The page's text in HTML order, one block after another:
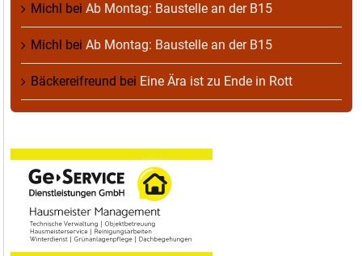
Michl bei Ab Montag: Baustelle an der B15
Michl bei Ab Montag: Baustelle an der B15
Bäckereifreund bei Eine Ära ist zu Ende in Rott